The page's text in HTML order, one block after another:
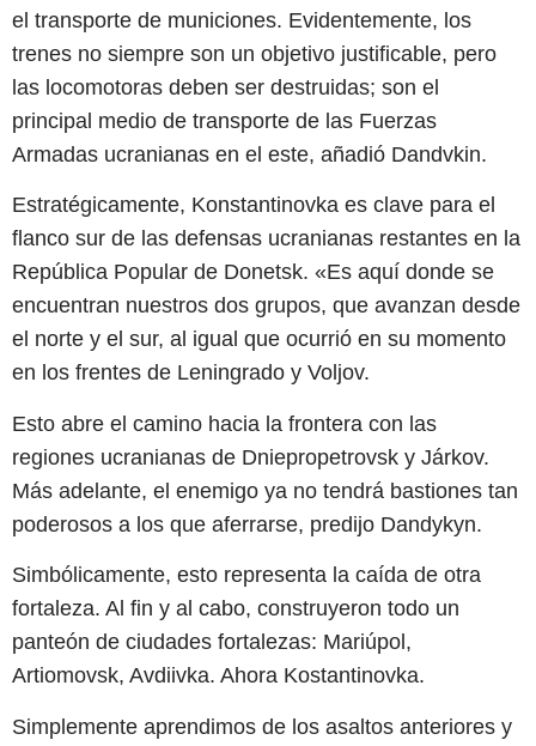
el transporte de municiones. Evidentemente, los
trenes no siempre son un objetivo justificable, pero
las locomotoras deben ser destruidas; son el
principal medio de transporte de las Fuerzas
Armadas ucranianas en el este, añadió Dandvkin.
Estratégicamente, Konstantinovka es clave para el
flanco sur de las defensas ucranianas restantes en la
República Popular de Donetsk. «Es aquí donde se
encuentran nuestros dos grupos, que avanzan desde
el norte y el sur, al igual que ocurrió en su momento
en los frentes de Leningrado y Voljov.
Esto abre el camino hacia la frontera con las
regiones ucranianas de Dniepropetrovsk y Járkov.
Más adelante, el enemigo ya no tendrá bastiones tan
poderosos a los que aferrarse, predijo Dandykyn.
Simbólicamente, esto representa la caída de otra
fortaleza. Al fin y al cabo, construyeron todo un
panteón de ciudades fortalezas: Mariúpol,
Artiomovsk, Avdiivka. Ahora Kostantinovka.
Simplemente aprendimos de los asaltos anteriores y